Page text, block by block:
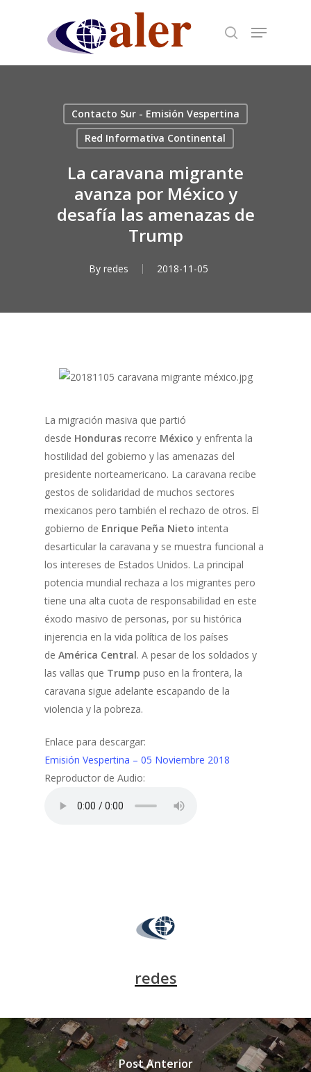
content
Contacto Sur - Emisión Vespertina
Red Informativa Continental
La caravana migrante
avanza por México y
desafía las amenazas de
Trump
By redes 2018-11-05
La migración masiva que partió
desde Honduras recorre México y enfrenta la
hostilidad del gobierno y las amenazas del
presidente norteamericano. La caravana recibe
gestos de solidaridad de muchos sectores
mexicanos pero también el rechazo de otros. El
gobierno de Enrique Peña Nieto intenta
desarticular la caravana y se muestra funcional a
los intereses de Estados Unidos. La principal
potencia mundial rechaza a los migrantes pero
tiene una alta cuota de responsabilidad en este
éxodo masivo de personas, por su histórica
injerencia en la vida política de los países
de América Central. A pesar de los soldados y
las vallas que Trump puso en la frontera, la
caravana sigue adelante escapando de la
violencia y la pobreza.
Enlace para descargar:
Emisión Vespertina – 05 Noviembre 2018
Reproductor de Audio:
redes
Post Anterior